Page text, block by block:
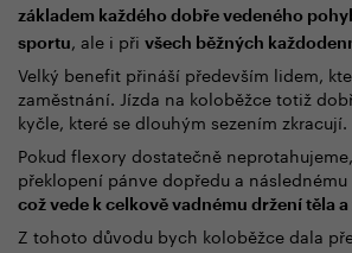
základem každého dobře vedeného
sportu, ale i při všech běžných
Velký benefit přináší především lidem,
zaměstnání. Jízda na koloběžce totiž
kyčle, které se dlouhým sezením zkracují.
Pokud flexory dostatečně
překlopení pánve dopředu a
což vede k celkově vadnému držení těla
Z tohoto důvodu bych koloběžce dala